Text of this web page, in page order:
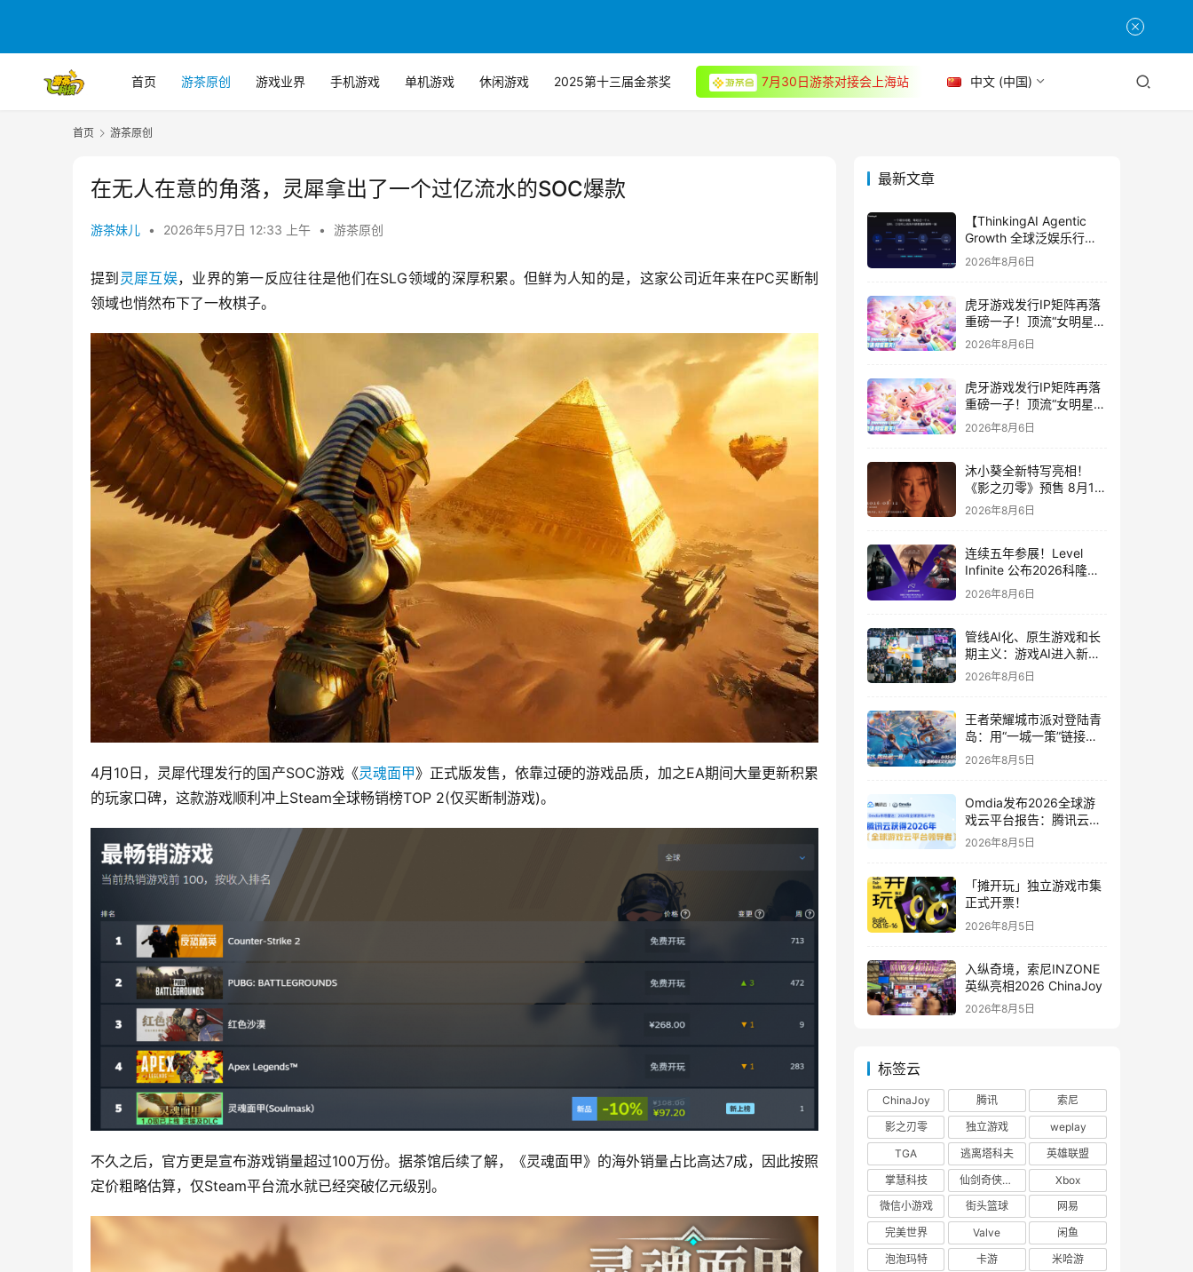
首页 游茶原创 游戏业界 手机游戏 单机游戏 休闲游戏 2025第十三届金茶奖 7月30日游茶对接会上海站 中文 (中国)
首页 游茶原创
在无人在意的角落，灵犀拿出了一个过亿流水的SOC爆款
游茶妹儿 • 2026年5月7日 12:33 上午 • 游茶原创
提到 灵犀互娱，业界的第一反应往往是他们在SLG领域的深厚积累。但鲜为人知的是，这家公司近年来在PC买断制
领域也悄然布下了一枚棋子。
4月10日，灵犀代理发行的国产SOC游戏《灵魂面甲》正式版发售，依靠过硬的游戏品质，加之EA期间大量更新积累
的玩家口碑，这款游戏顺利冲上Steam全球畅销榜TOP 2(仅买断制游戏)。
不久之后，官方更是宣布游戏销量超过100万份。据茶馆后续了解，《灵魂面甲》的海外销量占比高达7成，因此按照
定价粗略估算，仅Steam平台流水就已经突破亿元级别。
最新文章
【ThinkingAI Agentic
Growth 全球泛娱乐行业
峰会】Agent 时代，人到
底负责什么
2026年8月6日
虎牙游戏发行IP矩阵再落
重磅一子！顶流“女明星”
ZANMANG LOOPY 正版
2026年8月6日
虎牙游戏发行IP矩阵再落
重磅一子！顶流“女明星”
ZANMANG LOOPY 正版
3D消除手游《消消奇遇》
2026年8月6日
沐小葵全新特写亮相！
《影之刃零》预售 8月12
日开启
2026年8月6日
连续五年参展！Level
Infinite 公布2026科隆游
戏展产品阵容
2026年8月6日
管线AI化、原生游戏和长
期主义：游戏AI进入新共
识时代
2026年8月6日
王者荣耀城市派对登陆青
岛：用“一城一策”链接海
洋场景，以双向奔赴带动
夏日文旅
2026年8月5日
Omdia发布2026全球游
戏云平台报告：腾讯云连
续两年入选“领导者”象限
2026年8月5日
「摊开玩」独立游戏市集
正式开票！
2026年8月5日
入纵奇境，索尼INZONE
英纵亮相2026 ChinaJoy
2026年8月5日
标签云
ChinaJoy 腾讯
索尼
影之刃零
独立游戏
weplay
TGA
逃离塔科夫
英雄联盟
掌慧科技
仙剑奇侠传四
Xbox
微信小游戏
街头篮球
网易
完美世界
Valve
闲鱼
泡泡玛特
卡游
米哈游